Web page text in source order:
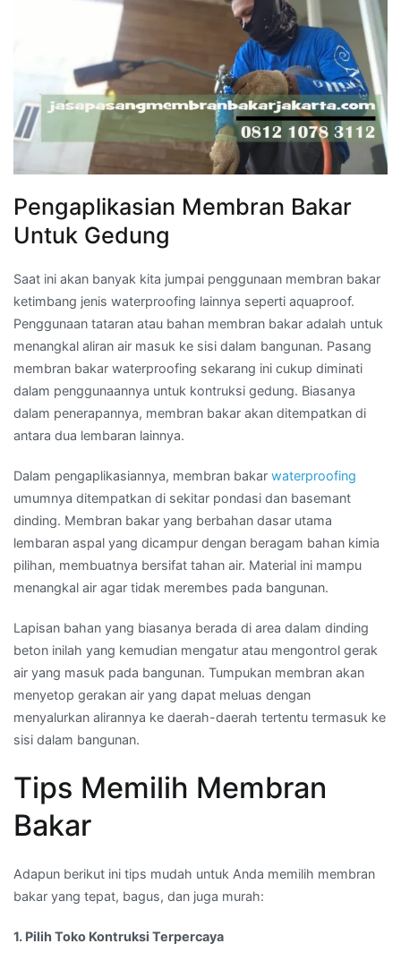
Pengaplikasian Membran Bakar
Untuk Gedung
Saat ini akan banyak kita jumpai penggunaan membran bakar
ketimbang jenis waterproofing lainnya seperti aquaproof.
Penggunaan tataran atau bahan membran bakar adalah untuk
menangkal aliran air masuk ke sisi dalam bangunan. Pasang
membran bakar waterproofing sekarang ini cukup diminati
dalam penggunaannya untuk kontruksi gedung. Biasanya
dalam penerapannya, membran bakar akan ditempatkan di
antara dua lembaran lainnya.
Dalam pengaplikasiannya, membran bakar waterproofing
umumnya ditempatkan di sekitar pondasi dan basemant
dinding. Membran bakar yang berbahan dasar utama
lembaran aspal yang dicampur dengan beragam bahan kimia
pilihan, membuatnya bersifat tahan air. Material ini mampu
menangkal air agar tidak merembes pada bangunan.
Lapisan bahan yang biasanya berada di area dalam dinding
beton inilah yang kemudian mengatur atau mengontrol gerak
air yang masuk pada bangunan. Tumpukan membran akan
menyetop gerakan air yang dapat meluas dengan
menyalurkan alirannya ke daerah-daerah tertentu termasuk ke
sisi dalam bangunan.
Tips Memilih Membran
Bakar
Adapun berikut ini tips mudah untuk Anda memilih membran
bakar yang tepat, bagus, dan juga murah:
1. Pilih Toko Kontruksi Terpercaya